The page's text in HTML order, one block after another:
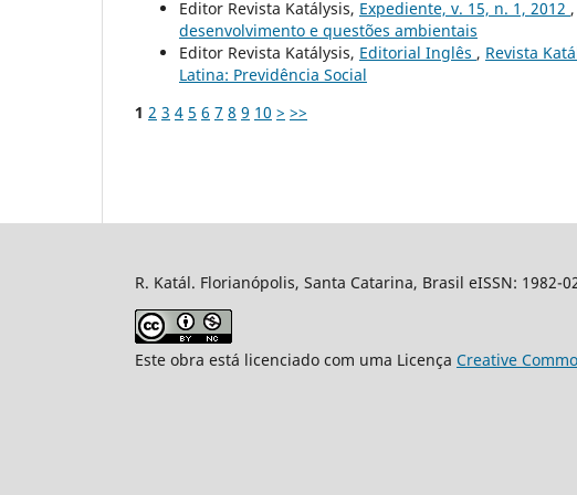
Editor Revista Katálysis, Expediente, v. 15, n. 1, 2012 ,
desenvolvimento e questões ambientais
Editor Revista Katálysis, Editorial Inglês , Revista
Latina: Previdência Social
1 2 3 4 5 6 7 8 9 10 > >>
R. Katál. Florianópolis, Santa Catarina, Brasil eISSN: 1982-
Este obra está licenciado com uma Licença Creative